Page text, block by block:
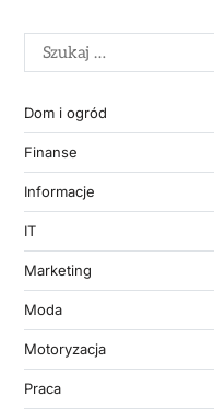
Dom i ogród
Finanse
Informacje
IT
Marketing
Moda
Motoryzacja
Praca